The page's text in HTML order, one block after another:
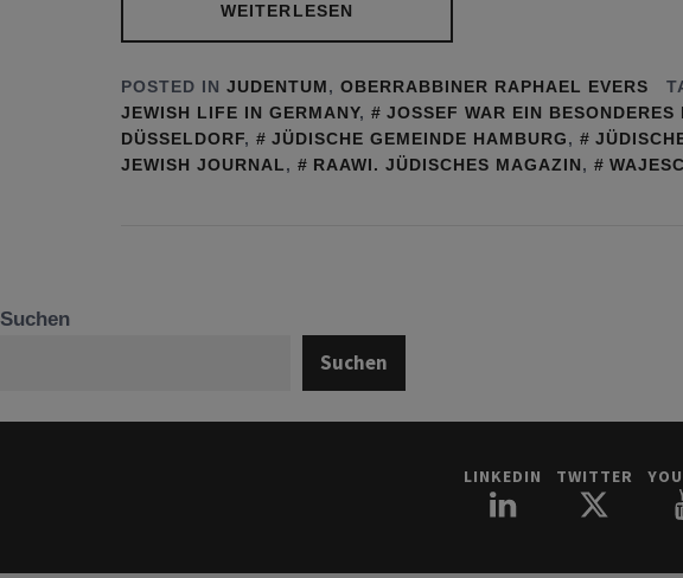
WEITERLESEN
POSTED IN JUDENTUM, OBERRABBINER RAPHAEL EVERS
JEWISH LIFE IN GERMANY, JOSSEF WAR EIN BESONDERES
DÜSSELDORF, JÜDISCHE GEMEINDE HAMBURG,
JEWISH JOURNAL, RAAWI. JÜDISCHES MAGAZIN,
Suchen
Suchen
LINKEDIN TWITTER